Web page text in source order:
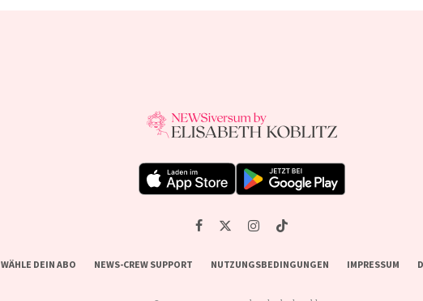
WÄHLE DEIN ABO NEWS-CREW SUPPORT NUTZUNGSBEDINGUNGEN IMPRESSUM